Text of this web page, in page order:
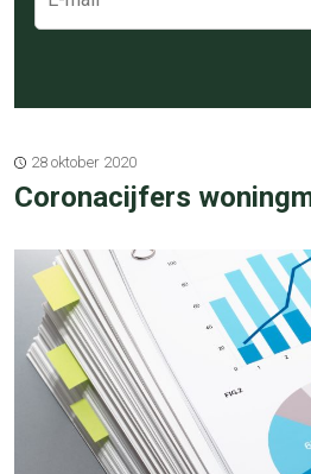
28 oktober 2020
Coronacijfers